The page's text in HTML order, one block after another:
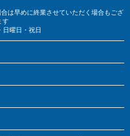
は早めに終業させていただく場合もござ
す
日曜日・祝日